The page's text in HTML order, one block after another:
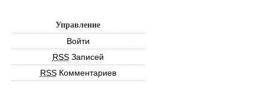
Управление
Войти
RSSЗаписей
RSSКомментариев